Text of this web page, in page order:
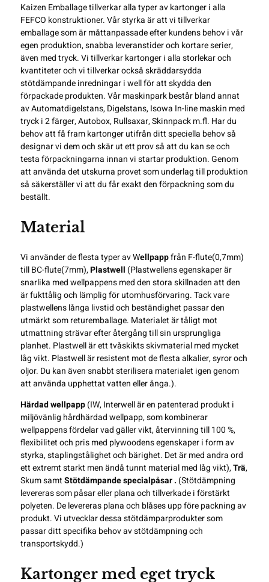
Kaizen Emballage tillverkar alla typer av kartonger i alla
FEFCO konstruktioner. Vår styrka är att vi tillverkar
emballage som är måttanpassade efter kundens behov i vår
egen produktion, snabba leveranstider och kortare serier,
även med tryck. Vi tillverkar kartonger i alla storlekar och
kvantiteter och vi tillverkar också skräddarsydda
stötdämpande inredningar i well för att skydda den
förpackade produkten. Vår maskinpark består bland annat
avAutomatdigelstans, Digelstans,Isowa In-line maskin med
tryck i 2 färger, Autobox, Rullsaxar,Skinnpackm.fl. Har du
behov att få fram kartonger utifrån ditt speciella behov så
designar vi dem och skär ut ett prov så att du kan se och
testa förpackningarna innan vi startar produktion. Genom
att använda det utskurna provet som underlag tillproduktion
så säkerställer vi att du får exakt den förpackning som du
beställt.
Material
Vi använder de flesta typer av Wellpappfrån F-flute(0,7mm)
till BC-flute(7mm),Plastwell (Plastwellens egenskaper är
snarlika med wellpappens med den stora skillnaden att den
är fukttålig och lämplig för utomhusförvaring. Tack vare
plastwellens långa livstid och beständighet passar den
utmärkt som returemballage. Materialet är tåligt mot
utmattning strävar efter återgång till sin ursprungliga
planhet. Plastwell är ett tvåskikts skivmaterial med mycket
låg vikt. Plastwell är resistent mot de flesta alkalier, syror och
oljor. Du kan även snabbt sterilisera materialet igen genom
att använda upphettat vatten eller ånga.).
Härdad wellpapp(IW, Interwell är en patenterad produkt i
miljövänlig hårdhärdad wellpapp, som kombinerar
wellpappens fördelar vad gäller vikt, återvinning till 100 %,
flexibilitet och pris med plywoodens egenskaper i form av
styrka, staplingstålighet och bärighet. Det är med andra ord
ett extremt starkt men ändå tunnt material med låg vikt),Trä,
Skum samtStötdämpande specialpåsar . (Stötdämpning
levereras som påsar eller plana och tillverkade i förstärkt
polyeten. De levereras plana och blåses upp före packning av
produkt. Vi utvecklar dessa stötdämparprodukter som
passar ditt specifika behov av stötdämpning och
transportskydd.)
Kartonger med eget tryck